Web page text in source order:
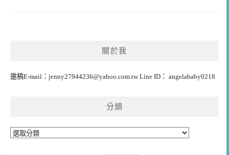
關於我
邀稿E-mail： jenny27944236@yahoo.com.twLine ID： angelababy0218
分類
分